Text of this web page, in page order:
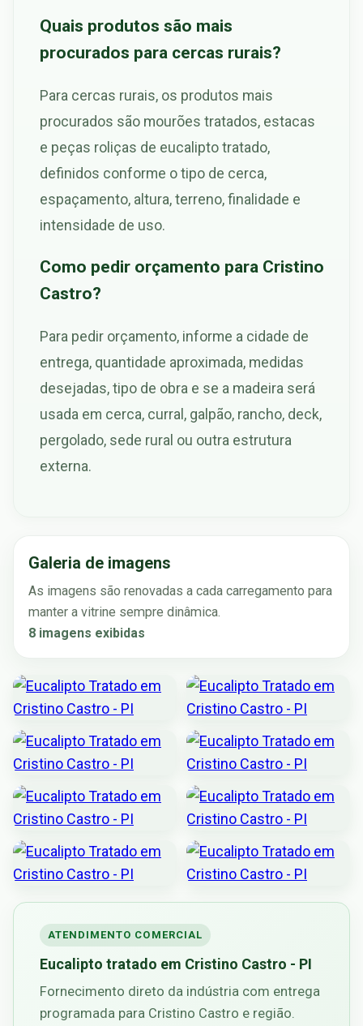
Quais produtos são mais
procurados para cercas rurais?
Para cercas rurais, os produtos mais
procurados são mourões tratados, estacas
e peças roliças de eucalipto tratado,
definidos conforme o tipo de cerca,
espaçamento, altura, terreno, finalidade e
intensidade de uso.
Como pedir orçamento para Cristino
Castro?
Para pedir orçamento, informe a cidade de
entrega, quantidade aproximada, medidas
desejadas, tipo de obra e se a madeira será
usada em cerca, curral, galpão, rancho, deck,
pergolado, sede rural ou outra estrutura
externa.
Galeria de imagens
As imagens são renovadas a cada carregamento para
manter a vitrine sempre dinâmica.
8 imagens exibidas
ATENDIMENTO COMERCIAL
Eucalipto tratado em Cristino Castro - PI
Fornecimento direto da indústria com entrega
programada para Cristino Castro e região.